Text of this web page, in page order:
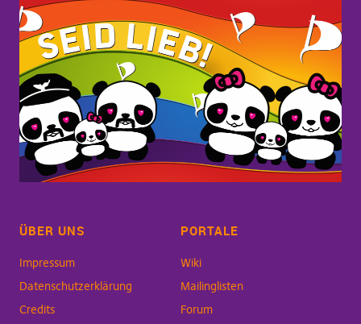
ÜBER UNS
Impressum
Datenschutzerklärung
Credits
PORTALE
Wiki
Mailinglisten
Forum